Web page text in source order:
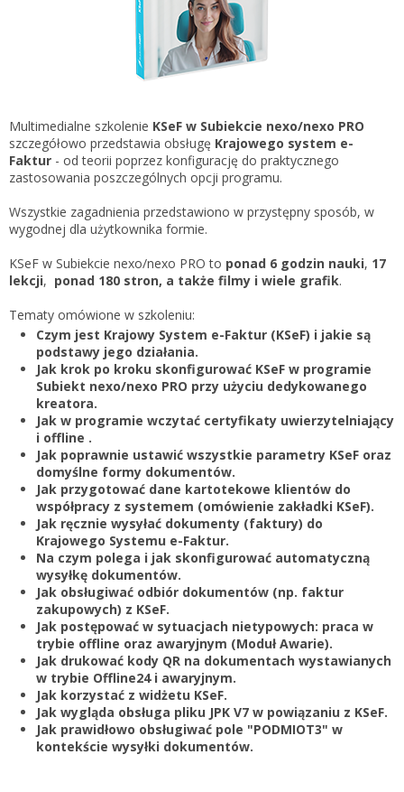
Gestor nexo PRO krok po kroku
KSeF w Subiekcie GT
KSeF w Subiekcie nexo/nexo PRO
KSeF w Rachmistrzu i Rewizorze GT
Portal Dokumentów z obsługą KSeF dla firm
Portal Dokumentów z obsługą KSeF dla biur
rachunkowych
Logowanie do Akademi InsERT
Hasło
Zapomniałem hasła
Nie masz konta
Multimedialne szkolenie KSeF w Subiekcie nexo/nexo PRO
szczegółowo przedstawia obsługę Krajowego system e-
Faktur - od teorii poprzez konfigurację do praktycznego
zastosowania poszczególnych opcji programu.
Wszystkie zagadnienia przedstawiono w przystępny sposób, w
wygodnej dla użytkownika formie.
KSeF w Subiekcie nexo/nexo PRO to ponad 6 godzin nauki, 17
lekcji, ponad 180 stron, a także filmy i wiele grafik.
Tematy omówione w szkoleniu:
Czym jest Krajowy System e-Faktur (KSeF) i jakie są
podstawy jego działania.
Jak krok po kroku skonfigurować KSeF w programie
Subiekt nexo/nexo PRO przy użyciu dedykowanego
kreatora.
Jak w programie wczytać certyfikaty uwierzytelniający
i offline .
Jak poprawnie ustawić wszystkie parametry KSeF oraz
domyślne formy dokumentów.
Jak przygotować dane kartotekowe klientów do
współpracy z systemem (omówienie zakładki KSeF).
Jak ręcznie wysyłać dokumenty (faktury) do
Krajowego Systemu e-Faktur.
Na czym polega i jak skonfigurować automatyczną
wysyłkę dokumentów.
Jak obsługiwać odbiór dokumentów (np. faktur
zakupowych) z KSeF.
Jak postępować w sytuacjach nietypowych: praca w
trybie offline oraz awaryjnym (Moduł Awarie).
Jak drukować kody QR na dokumentach wystawianych
w trybie Offline24 i awaryjnym.
Jak korzystać z widżetu KSeF.
Jak wygląda obsługa pliku JPK V7 w powiązaniu z KSeF.
Jak prawidłowo obsługiwać pole "PODMIOT3" w
kontekście wysyłki dokumentów.